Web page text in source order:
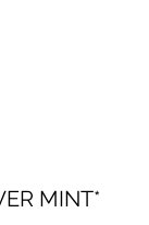
MINT*